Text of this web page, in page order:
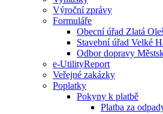
Výroční zprávy
Formuláře
Obecní úřad Zlatá
Stavební úřad Velké
Odbor dopravy
e-UtilityReport
Veřejné zakázky
Poplatky
Pokyny k platbě
Platba za